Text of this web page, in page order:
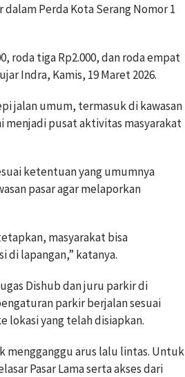
Perda Kota Serang Nomor 1
roda tiga Rp2.000, dan roda empat
Indra, Kamis, 19 Maret 2026.
jalan umum, termasuk di kawasan
menjadi pusat aktivitas masyarakat
ketentuan yang umumnya
pasar agar melaporkan
masyarakat bisa
di lapangan,” katanya.
Dishub dan juru parkir di
parkir berjalan sesuai
lokasi yang telah disiapkan.
mengganggu arus lalu lintas. Untuk
Pasar Lama serta akses dari